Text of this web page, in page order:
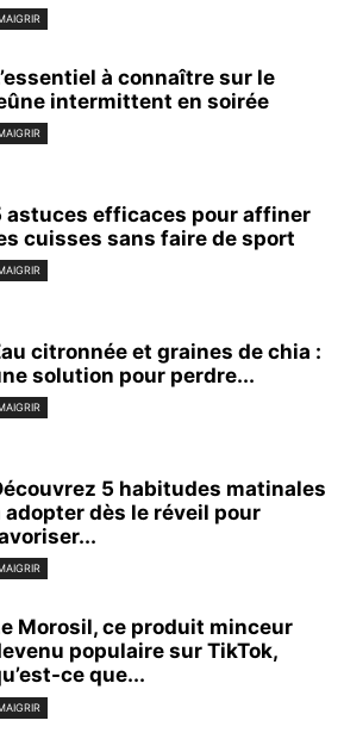
à connaître sur le
intermittent en soirée
astuces efficaces pour affiner
cuisses sans faire de sport
citronnée et graines de chia :
solution pour perdre...
5 habitudes matinales
adopter dès le réveil pour
Morosil, ce produit minceur
populaire sur TikTok,
ce que...